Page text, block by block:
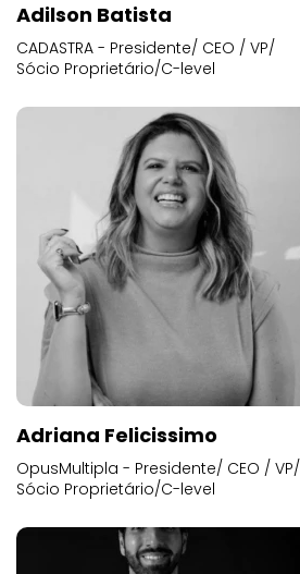
Adilson Batista
CADASTRA - Presidente/ CEO / VP/
Sócio Proprietário/C-level
Adriana Felicissimo
OpusMultipla - Presidente/ CEO / VP/
Sócio Proprietário/C-level